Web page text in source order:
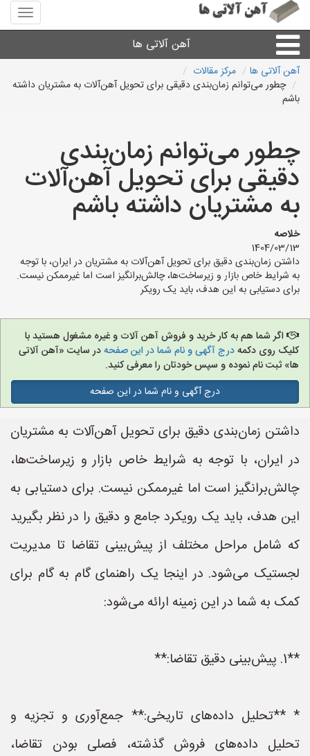
منوی
سایت
آلاتی
آهن آلاتی ها
میلگرد نبشی،مفتول
لوله و اتصالات
سایر آهن آلات
آهن آلاتی های شهرها
آهن آلاتی ها
مرکز مقالات
چطور می‌توانم زمان‌بندی دقیقی برای تحویل آهن‌آلات به مشتریان داشته
باشم
چطور می‌توانم زمان‌بندی
دقیقی برای تحویل آهن‌آلات
به مشتریان داشته باشم
خلاصه
1404/03/13
داشتن زمان‌بندی دقیق برای تحویل آهن‌آلات به مشتریان در ایران، با توجه
به شرایط خاص بازار و زیرساخت‌ها، چالش‌برانگیز است اما غیرممکن نیست.
برای دستیابی به این هدف، باید یک رویکر
اگر شما هم به کار خرید و فروش آهن آلات و غیره مشغول هستید با
کلیک روی دکمهدرج آگهی و نام شما در این صفحهدر سایت «آهن آلاتی
ها» ثبت نام نموده و سپس خودتان را معرفی کنید.
درج آگهی و نام شما در این صفحه
داشتن زمان‌بندی دقیق برای تحویل آهن‌آلات به مشتریان
در ایران، با توجه به شرایط خاص بازار و زیرساخت‌ها،
چالش‌برانگیز است اما غیرممکن نیست. برای دستیابی به
این هدف، باید یک رویکرد جامع و دقیق را در نظر بگیرید
که شامل مراحل مختلف از پیش‌بینی تقاضا تا مدیریت
لجستیک می‌شود. در اینجا یک راهنمای گام به گام برای
کمک به شما در این زمینه ارائه می‌شود:
**1. پیش‌بینی دقیق تقاضا:**
* **تحلیل داده‌های تاریخی:** جمع‌آوری و تجزیه و
تحلیل داده‌های فروش گذشته، فصلی بودن تقاضا،